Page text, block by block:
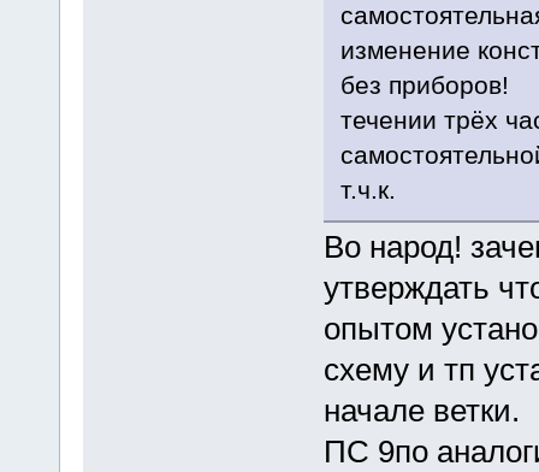
изменение
без приборов!
течении трёх
т.ч.к.
Во народ!
утверждать
опытом
схему и тп
начале ветки.
ПС 9по